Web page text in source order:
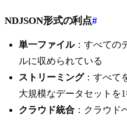
NDJSON形式の利点#
単一ファイル：すべての
ルに収められている
ストリーミング：すべて
大規模なデータセットを
クラウド統合 ：クラウド